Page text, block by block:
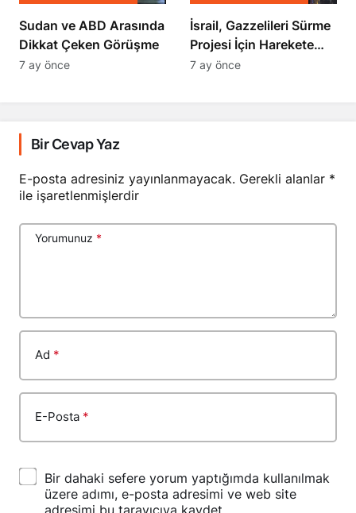
Sudan ve ABD Arasında
Dikkat Çeken Görüşme
7 ay önce
İsrail, Gazzelileri Sürme
Projesi İçin Harekete
Geçti
7 ay önce
Bir Cevap Yaz
E-posta adresiniz yayınlanmayacak. Gerekli alanlar *
ile işaretlenmişlerdir
Yorumunuz *
Ad *
E-Posta *
Bir dahaki sefere yorum yaptığımda kullanılmak
üzere adımı, e-posta adresimi ve web site
adresimi bu tarayıcıya kaydet.